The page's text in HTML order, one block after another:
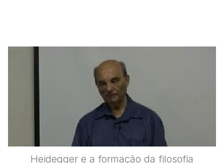
Heidegger e a formação da filosofia